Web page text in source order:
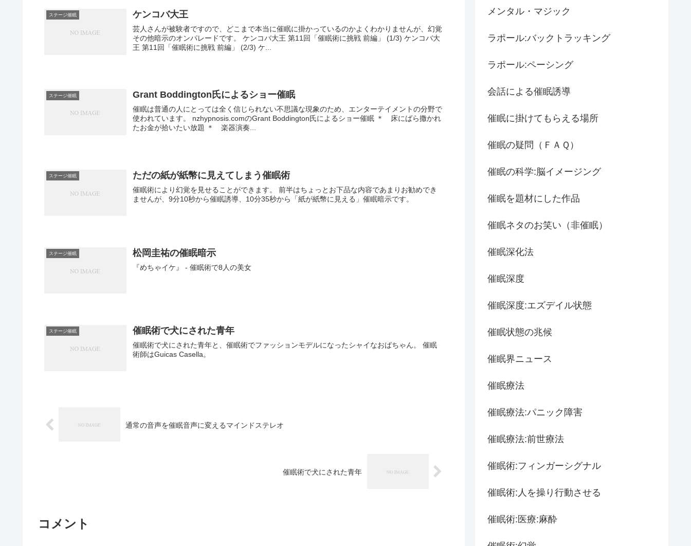
ステージ催眠 ケンコバ大王
芸人さんが被験者ですので、どこまで本当に催眠に掛かっているのかよくわかりませんが、幻覚
その他暗示のオンパレードです。 ケンコバ大王 第11回「催眠術に挑戦 前編」 (1/3) ケンコバ大
王 第11回「催眠術に挑戦 前編」 (2/3) ケ...
ステージ催眠 Grant Boddington氏によるショー催眠
催眠は普通の人にとっては全く信じられない不思議な現象のため、エンターテイメントの分野で
使われています。 nzhypnosis.comのGrant Boddington氏によるショー催眠 ＊ 床にばら撒かれ
たお金が拾いたい放題 ＊ 楽器演奏...
ステージ催眠 ただの紙が紙幣に見えてしまう催眠術
催眠術により幻覚を見せることができます。 前半はちょっとお下品な内容であまりお勧めでき
ませんが、9分10秒から催眠誘導、10分35秒から「紙が紙幣に見える」催眠暗示です。
ステージ催眠 松岡圭祐の催眠暗示
『めちゃイケ』 - 催眠術で8人の美女
ステージ催眠 催眠術で犬にされた青年
催眠術で犬にされた青年と、催眠術でファッションモデルになったシャイなおばちゃん。 催眠
術師はGuicas Casella。
通常の音声を催眠音声に変えるマインドステレオ
催眠術で犬にされた青年
コメント
メンタル・マジック
ラポール:バックトラッキング
ラポール:ペーシング
会話による催眠誘導
催眠に掛けてもらえる場所
催眠の疑問（ＦＡＱ）
催眠の科学:脳イメージング
催眠を題材にした作品
催眠ネタのお笑い（非催眠）
催眠深化法
催眠深度
催眠深度:エズデイル状態
催眠状態の兆候
催眠界ニュース
催眠療法
催眠療法:パニック障害
催眠療法:前世療法
催眠術:フィンガーシグナル
催眠術:人を操り行動させる
催眠術:医療:麻酔